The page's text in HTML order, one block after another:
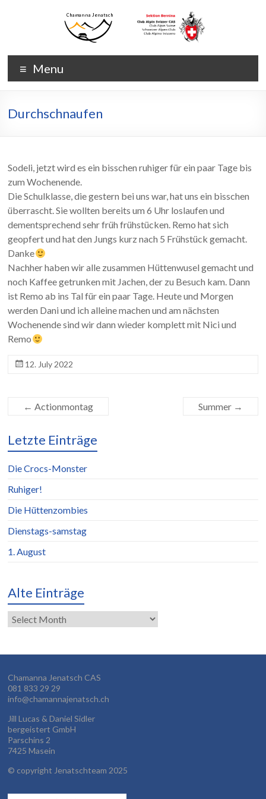
Chamanna
Jenatsch
Chamanna
Jenatsch
CAS
Menu
Durchschnaufen
Sodeli, jetzt wird es ein bisschen ruhiger für ein paar Tage bis
zum Wochenende.
Die Schulklasse, die gestern bei uns war, hat uns ein bisschen
überrascht. Sie wollten bereits um 6 Uhr loslaufen und
dementsprechend sehr früh frühstücken. Remo hat sich
geopfert und hat den Jungs kurz nach 5 Frühstück gemacht.
Danke
Nachher haben wir alle zusammen Hüttenwusel gemacht und
noch Kaffee getrunken mit Jachen, der zu Besuch kam. Dann
ist Remo ab ins Tal für ein paar Tage. Heute und Morgen
werden Dani und ich alleine machen und am nächsten
Wochenende sind wir dann wieder komplett mit Nici und
Remo
12. July 2022
← Actionmontag Summer →
Letzte Einträge
Die Crocs-Monster
Ruhiger!
Die Hüttenzombies
Dienstags-samstag
1. August
Alte Einträge
Alte
Einträge
Chamanna Jenatsch CAS
081 833 29 29
info@chamannajenatsch.ch
Jill Lucas & Daniel Sidler
bergeistert GmbH
Parschins 2
7425 Masein
© copyright Jenatschteam 2025